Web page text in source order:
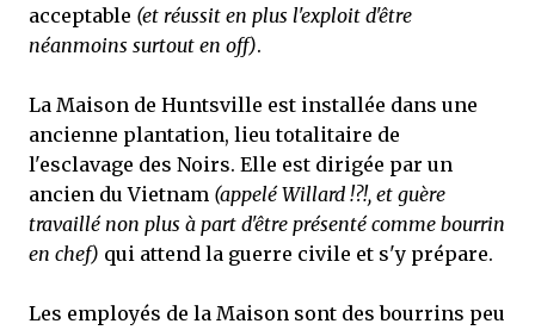
acceptable (et réussit en plus l'exploit d'être
néanmoins surtout en off).
La Maison de Huntsville est installée dans une
ancienne plantation, lieu totalitaire de
l'esclavage des Noirs. Elle est dirigée par un
ancien du Vietnam (appelé Willard !?!, et guère
travaillé non plus à part d'être présenté comme bourrin
en chef) qui attend la guerre civile et s'y prépare.
Les employés de la Maison sont des bourrins peu